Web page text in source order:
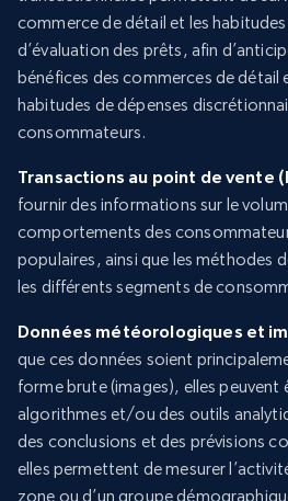
commerce de détail et les
d’évaluation des prêts, afin
bénéfices des commerces de détail
habitudes de dépenses
consommateurs.
Transactions au point de vente
fournir des informations sur le
comportements des
populaires, ainsi que les méthodes
les différents segments de
Données météorologiques et
que ces données soient
forme brute (images), elles peuvent
algorithmes et/ou des outils
des conclusions et des prévisions
elles permettent de mesurer
zone ou d’un groupe